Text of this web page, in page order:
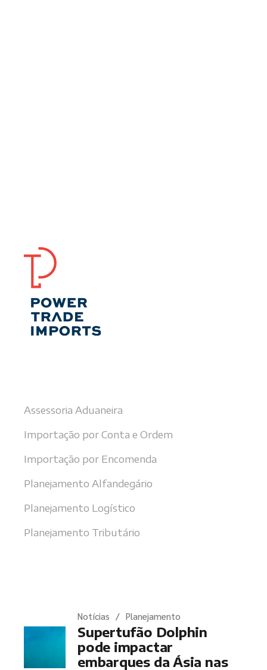
Assessoria Aduaneira
Importação por Conta e Ordem
Importação por Encomenda
Planejamento Alfandegário
Planejamento Logístico
Planejamento Tributário
Notícias Planejamento
Supertufão Dolphin
pode impactar
embarques da Ásia nas